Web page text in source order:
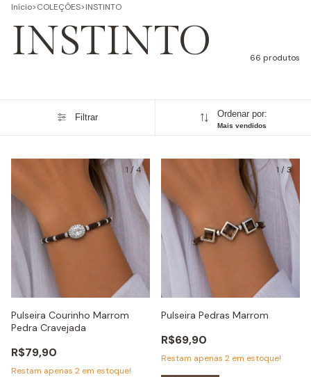
Início>COLEÇÕES>INSTINTO
INSTINTO 66 produtos
Filtrar Ordenar por:
Mais vendidos
1 /4
Pulseira Courinho Marrom
Pedra Cravejada
R$79,90
Restam apenas 2 em estoque!
1/3
Pulseira Pedras Marrom
R$69,90
Restam apenas 2 em estoque!